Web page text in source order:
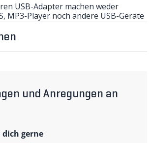
USB-Adapter machen weder
MP3-Player noch andere USB-Geräte
Lupine-Lampe mit externem Akku
ONE am Akku anschliessen und
Stromquelle zum Betreiben oder
elektronischen Helfer bereit. Output:
und Anregungen an
gerne